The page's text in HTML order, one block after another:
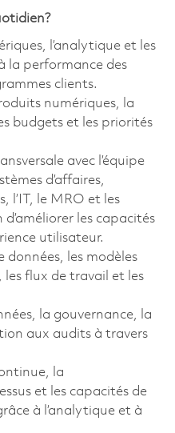
l’analytique et les
la performance des
clients.
numériques, la
budgets et les priorités
avec l’équipe
d’affaires,
l’IT, le MRO et les
les capacités
utilisateur.
données, les modèles
flux de travail et les
la gouvernance, la
aux audits à travers
la
et les capacités de
à l’analytique et à